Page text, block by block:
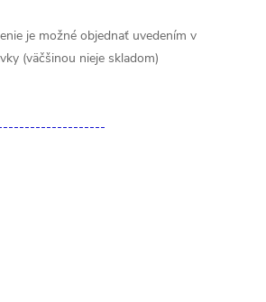
možné objednať uvedením v
(väčšinou nieje skladom)